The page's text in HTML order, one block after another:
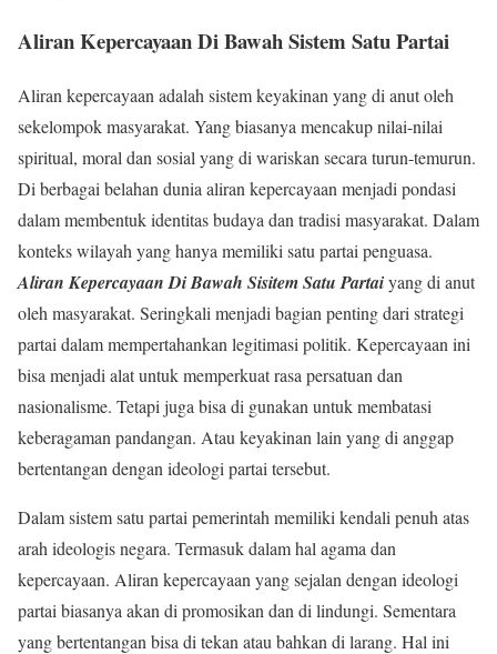
Aliran Kepercayaan Di Bawah Sistem Satu Partai
Aliran kepercayaan adalah sistem keyakinan yang di anut oleh
sekelompok masyarakat. Yang biasanya mencakup nilai-nilai
spiritual, moral dan sosial yang di wariskan secara turun-temurun.
Di berbagai belahan dunia aliran kepercayaan menjadi pondasi
dalam membentuk identitas budaya dan tradisi masyarakat. Dalam
konteks wilayah yang hanya memiliki satu partai penguasa.
Aliran Kepercayaan Di Bawah Sisitem Satu Partaiyang di anut
oleh masyarakat. Seringkali menjadi bagian penting dari strategi
partai dalam mempertahankan legitimasi politik. Kepercayaan ini
bisa menjadi alat untuk memperkuat rasa persatuan dan
nasionalisme. Tetapi juga bisa di gunakan untuk membatasi
keberagaman pandangan. Atau keyakinan lain yang di anggap
bertentangan dengan ideologi partai tersebut.
Dalam sistem satu partai pemerintah memiliki kendali penuh atas
arah ideologis negara. Termasuk dalam hal agama dan
kepercayaan. Aliran kepercayaan yang sejalan dengan ideologi
partai biasanya akan di promosikan dan di lindungi. Sementara
yang bertentangan bisa di tekan atau bahkan di larang. Hal ini